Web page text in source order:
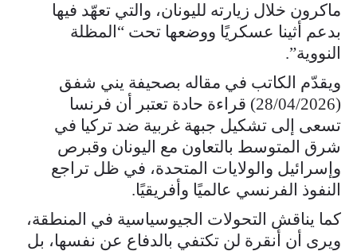
ماكرون خلال زيارته لليونان، والتي تعهّد فيها
بدعم أثينا عسكريًا ووضعها تحت “المظلة
النووية”.
ويقدّم الكاتب في مقاله بصحيفة يني شفق
(28/04/2026) قراءة حادة تعتبر أن فرنسا
تسعى إلى تشكيل جبهة غربية ضد تركيا في
شرق المتوسط بالتعاون مع اليونان وقبرص
وإسرائيل والولايات المتحدة، في ظل تراجع
النفوذ الفرنسي عالميًا وأفريقيًا.
كما يناقش التحولات الجيوسياسية في المنطقة،
ويرى أن أنقرة لن تكتفي بالدفاع عن نفسها، بل